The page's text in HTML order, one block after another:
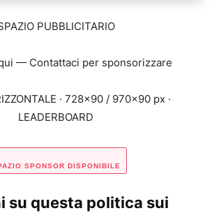
PUBBLICITARIO
— Contattaci per sponsorizzare
· 728×90 / 970×90 px ·
LEADERBOARD
SPONSOR DISPONIBILE
su questa politica sui